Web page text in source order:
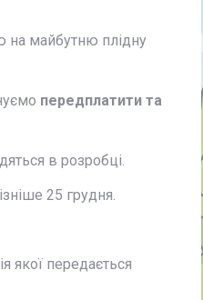
на майбутню плідну
передплатити та
в розробці.
25 грудня.
якої передається